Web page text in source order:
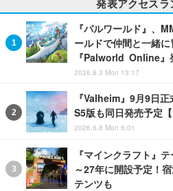
発表アクセスラ
『パルワールド』、
ールドで仲間と一緒
『Palworld Online』
2026.8.3 Mon 13:17
『Valheim』9月9日
S5版も同日発売予定
2026.6.8 Mon 6:01
『マインクラフト』
～27年に開設予定！
テンツも